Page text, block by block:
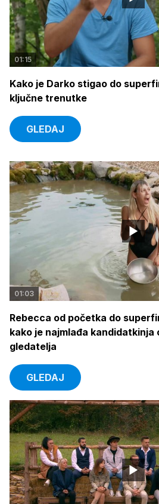
01:15
Kako je Darko stigao do
ključne trenutke
GLEDAJ
01:03
Rebecca od početka do
kako je najmlađa kandidatkinja
gledatelja
GLEDAJ